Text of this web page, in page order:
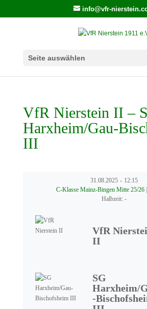
info@vfr-
Seite auswählen
VfR Nierstein II –
Harxheim/Gau-
III
31.08.2025 - 12:15
C-Klasse Mainz-Bingen Mitte 25/26
Halbzeit: -
VfR
II
SG
Harxheim/
-